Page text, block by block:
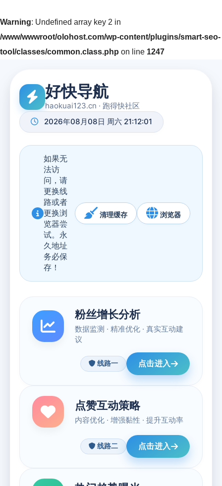
Warning: Undefined array key 2 in
/www/wwwroot/olohost.com/wp-content/plugins/smart-seo-
tool/classes/common.class.php on line 1247